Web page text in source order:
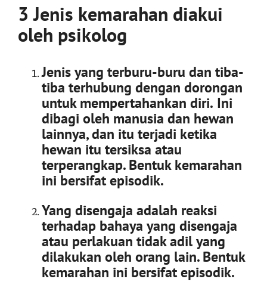
3 Jenis kemarahan diakui
oleh psikolog
Jenis yang terburu-buru dan tiba-
tiba terhubung dengan dorongan
untuk mempertahankan diri. Ini
dibagi oleh manusia dan hewan
lainnya, dan itu terjadi ketika
hewan itu tersiksa atau
terperangkap. Bentuk kemarahan
ini bersifat episodik.
Yang disengaja adalah reaksi
terhadap bahaya yang disengaja
atau perlakuan tidak adil yang
dilakukan oleh orang lain. Bentuk
kemarahan ini bersifat episodik.